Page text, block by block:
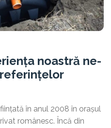
noastră ne-
în anul 2008 în orașul
românesc. Încă din